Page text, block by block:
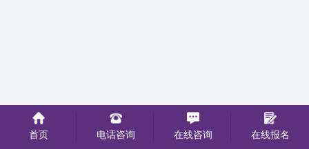
首页 电话咨询 在线咨询 在线报名